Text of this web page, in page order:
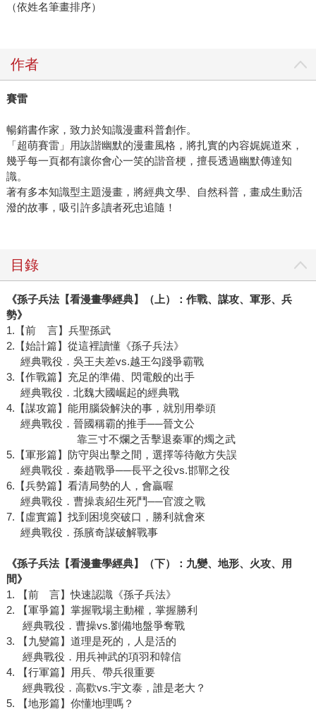
（依姓名筆畫排序）
作者
賽雷
暢銷書作家，致力於知識漫畫科普創作。
「超萌賽雷」用詼諧幽默的漫畫風格，將扎實的內容娓娓道來，
幾乎每一頁都有讓你會心一笑的諧音梗，擅長透過幽默傳達知
識。
著有多本知識型主題漫畫，將經典文學、自然科普，畫成生動活
潑的故事，吸引許多讀者死忠追隨！
目錄
《孫子兵法【看漫畫學經典】（上）：作戰、謀攻、軍形、兵
勢》
1.【前 言】兵聖孫武
2.【始計篇】從這裡讀懂《孫子兵法》
經典戰役．吳王夫差vs.越王勾踐爭霸戰
3.【作戰篇】充足的準備、閃電般的出手
經典戰役．北魏大國崛起的經典戰
4.【謀攻篇】能用腦袋解決的事，就別用拳頭
經典戰役．晉國稱霸的推手──晉文公
靠三寸不爛之舌擊退秦軍的燭之武
5.【軍形篇】防守與出擊之間，選擇等待敵方失誤
經典戰役．秦趙戰爭──長平之役vs.邯鄲之役
6.【兵勢篇】看清局勢的人，會贏喔
經典戰役．曹操袁紹生死鬥──官渡之戰
7.【虛實篇】找到困境突破口，勝利就會來
經典戰役．孫臏奇謀破解戰事
《孫子兵法【看漫畫學經典】（下）：九變、地形、火攻、用
間》
1. 【前 言】快速認識《孫子兵法》
2. 【軍爭篇】掌握戰場主動權，掌握勝利
經典戰役．曹操vs.劉備地盤爭奪戰
3. 【九變篇】道理是死的，人是活的
經典戰役．用兵神武的項羽和韓信
4. 【行軍篇】用兵、帶兵很重要
經典戰役．高歡vs.宇文泰，誰是老大？
5. 【地形篇】你懂地理嗎？